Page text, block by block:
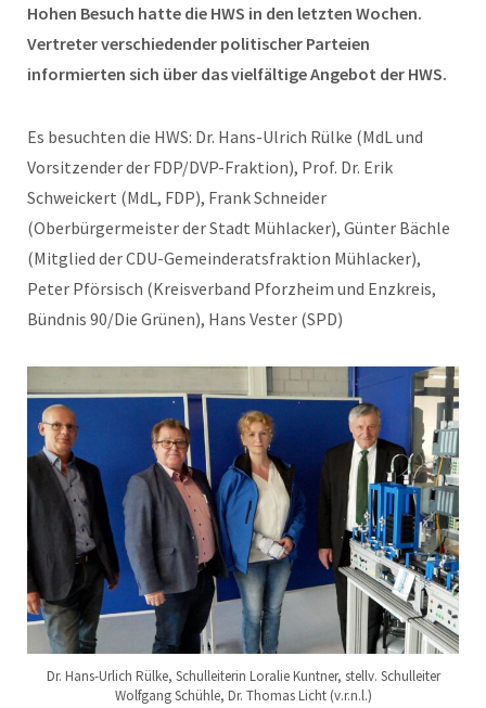
Hohen Besuch hatte die HWS in den letzten Wochen.
Vertreter verschiedender politischer Parteien
informierten sich über das vielfältige Angebot der HWS.
Es besuchten die HWS: Dr. Hans-Ulrich Rülke (MdL und
Vorsitzender der FDP/DVP-Fraktion), Prof. Dr. Erik
Schweickert (MdL, FDP), Frank Schneider
(Oberbürgermeister der Stadt Mühlacker), Günter Bächle
(Mitglied der CDU-Gemeinderatsfraktion Mühlacker),
Peter Pförsisch (Kreisverband Pforzheim und Enzkreis,
Bündnis 90/Die Grünen), Hans Vester (SPD)
Dr. Hans-Urlich Rülke, Schulleiterin Loralie Kuntner, stellv. Schulleiter
Wolfgang Schühle, Dr. Thomas Licht (v.r.n.l.)